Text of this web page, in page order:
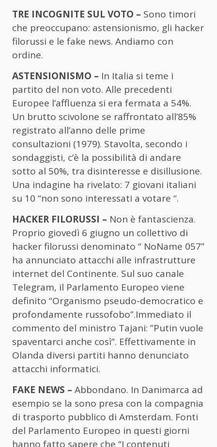
TRE INCOGNITE SUL VOTO – Sono timori
che preoccupano: astensionismo, gli hacker
filorussi e le fake news. Andiamo con
ordine.
ASTENSIONISMO – In Italia si teme i
partito del non voto. Alle precedenti
Europee l’affluenza si era fermata a 54%.
Un brutto scivolone se raffrontato all’85%
registrato all’anno delle prime
consultazioni (1979). Stavolta, secondo i
sondaggisti, c’è la possibilità di andare
sotto al 50%, tra disinteresse e disillusione.
Una indagine ha rivelato: 7 giovani italiani
su 10 “non sono interessati a votare “.
HACKER FILORUSSI – Non è fantascienza.
Proprio giovedì 6 giugno un collettivo di
hacker filorussi denominato “ NoName 057”
ha annunciato attacchi alle infrastrutture
internet del Continente. Sul suo canale
Telegram, il Parlamento Europeo viene
definito “Organismo pseudo-democratico e
profondamente russofobo”.Immediato il
commento del ministro Tajani: ”Putin vuole
spaventarci anche così“. Effettivamente in
Olanda diversi partiti hanno denunciato
attacchi informatici.
FAKE NEWS – Abbondano. In Danimarca ad
esempio se la sono presa con la compagnia
di trasporto pubblico di Amsterdam. Fonti
del Parlamento Europeo in questi giorni
hanno fatto sapere che “I contenuti